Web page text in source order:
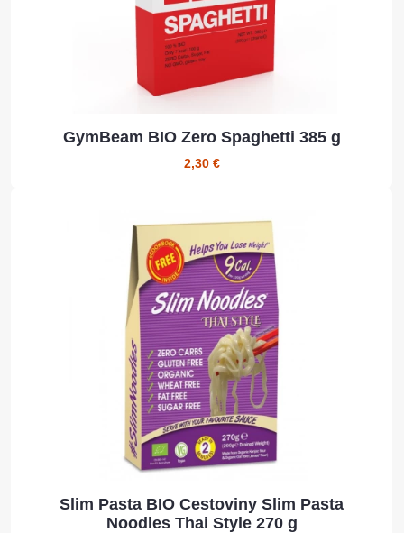
GymBeam BIO Zero Spaghetti 385 g
2,30 €
Slim Pasta BIO Cestoviny Slim Pasta
Noodles Thai Style 270 g